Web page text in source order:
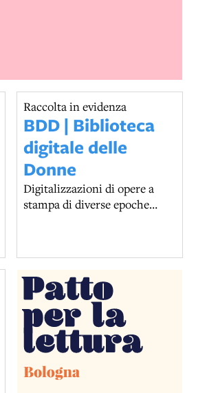
Raccolta in evidenza
BDD | Biblioteca
digitale delle
Donne
Digitalizzazioni di opere a
stampa di diverse epoche
e liberazione dall’Ottocento a
oggi.